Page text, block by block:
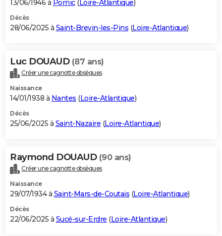
13/06/1946 à Pornic( Loire-Atlantique)
Décès
28/06/2025 à Saint-Brevin-les-Pins (Loire-Atlantique)
Luc DOUAUD (87 ans)
Créer une cagnotte obsèques
Naissance
14/01/1938 à Nantes (Loire-Atlantique)
Décès
25/06/2025 à Saint-Nazaire (Loire-Atlantique)
Raymond DOUAUD (90 ans)
Créer une cagnotte obsèques
Naissance
29/07/1934 à Saint-Mars-de-Coutais (Loire-Atlantique)
Décès
22/06/2025 à Sucé-sur-Erdre (Loire-Atlantique)